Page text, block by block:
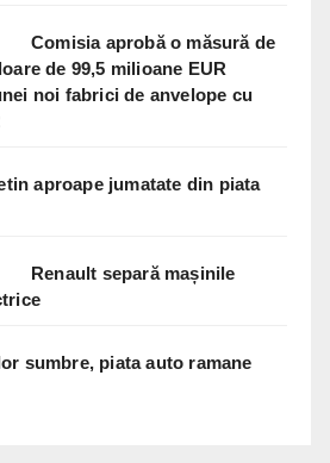
Comisia aprobă o măsură de
de 99,5 milioane EUR
noi fabrici de anvelope cu
aproape jumatate din piata
Renault separă mașinile
sumbre, piata auto ramane